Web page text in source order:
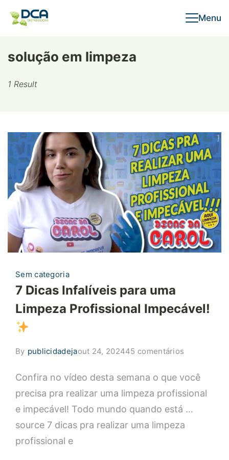
Menu
solução em limpeza
1 Result
Sem categoria
7 Dicas Infalíveis para uma
Limpeza Profissional Impecável!
By publicidadejaout 24, 202445 comentários
Dicas
Infalíveis
Limpeza
Confira no vídeo desta semana o que você
precisa pra realizar uma limpeza profissional
e impecável! Todo mundo quando está …
source 7 dicas pra realizar uma limpeza
profissional e